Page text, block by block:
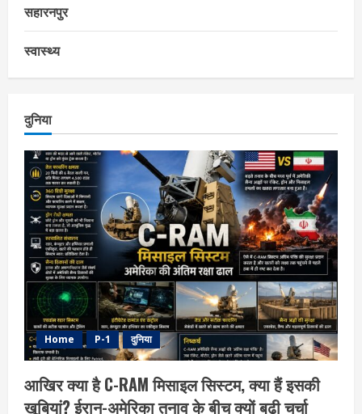
सहारनपुर
स्वास्थ्य
दुनिया
Home P-1 दुनिया
आखिर क्या है C-RAM मिसाइल सिस्टम, क्या हैं इसकी
खूबियां? ईरान-अमेरिका तनाव के बीच क्यों बढ़ी चर्चा